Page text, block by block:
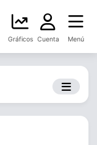
Gráficos Cuenta Menú